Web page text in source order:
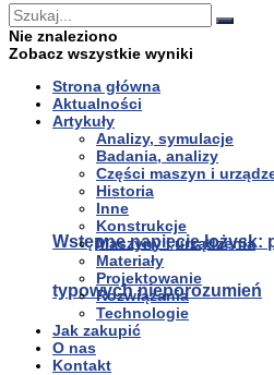
Wstępne napięcie łożysk:
typowych nieporozumień
Nie znaleziono
Zobacz wszystkie wyniki
Strona główna
Aktualności
Artykuły
Analizy, symulacje
Badania, analizy
Części maszyn i
Historia
Inne
Konstrukcje
Maszyny i urządzenia
Materiały
Projektowanie
Rozwiązania
Technologie
Jak zakupić
O nas
Kontakt